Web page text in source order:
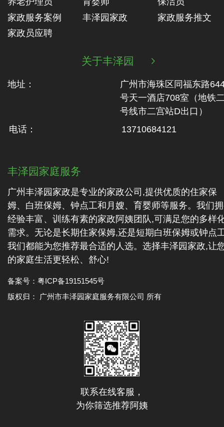
家政服务案例
丰泽园家政
家政服务推文
家政员应聘
关于丰泽园 
地址：
广州市海珠区同福东路
号天一酒店708室（地铁‬
号线市二‬宫站D出口）
电话：
13710684121
丰泽园家庭服务
广州丰泽园家政是专业的家政公司,提供优质的住家保
姆、白班保姆、钟点工和月嫂、育婴师等服务。我们
经验丰富、训练有素的家政阿姨团队,可满足您的多样
需求。无论是长期住家保姆,还是短期白班保姆或钟点
我们都能为您推荐最合适的人选。选择丰泽园家政,让
的家庭生活更轻松、舒心!
备案号： 粤ICP备19151545号
版权归： 广州市丰泽园家庭服务有限公司 所有
联系在线客服，
为你筛选推荐阿姨